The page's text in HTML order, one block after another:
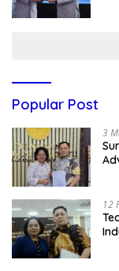
Popular Post
3
12